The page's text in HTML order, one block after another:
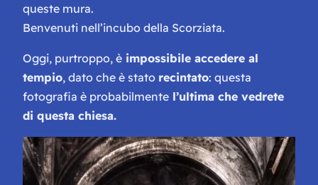
queste mura.
Benvenuti nell’incubo della Scorziata.
Oggi, purtroppo, è impossibile accedere al
tempio, dato che è stato recintato: questa
fotografia è probabilmente l’ultima che vedrete
di questa chiesa.